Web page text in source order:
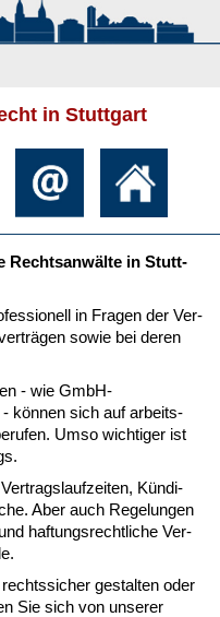
in Stuttgart
Rechts­anwälte in Stutt­
in Fra­gen der Ver­
so­wie bei de­ren
- wie GmbH-
können sich auf ar­beits­
Um­so wich­ti­ger ist
Kündi­
Aber auch Re­ge­lun­gen
haf­tungs­recht­li­che Ver­
ge­stal­ten oder
Sie sich von un­se­rer